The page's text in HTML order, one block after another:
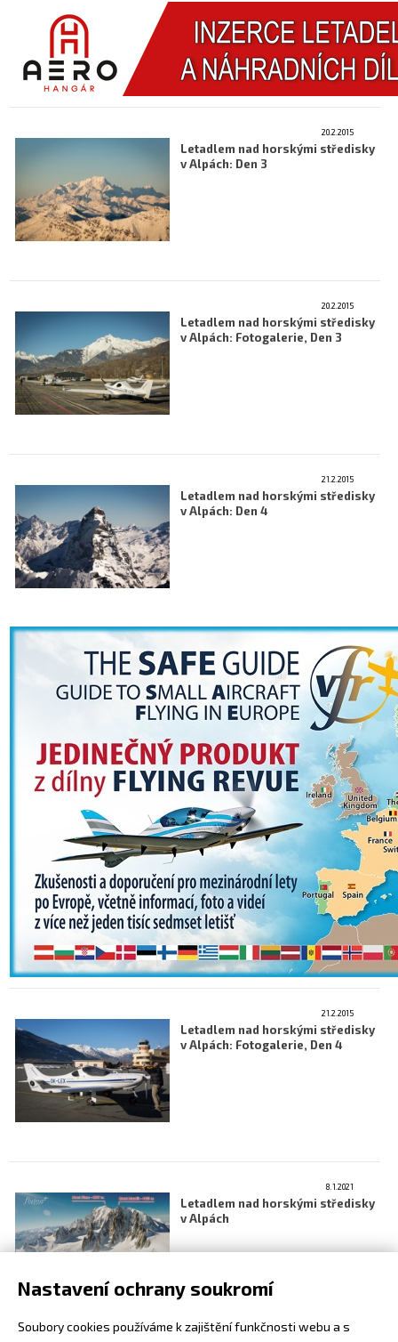
20.2.2015
Letadlem nad horskými středisky
v Alpách: Den 3
20.2.2015
Letadlem nad horskými středisky
v Alpách: Fotogalerie, Den 3
21.2.2015
Letadlem nad horskými středisky
v Alpách: Den 4
21.2.2015
Letadlem nad horskými středisky
v Alpách: Fotogalerie, Den 4
8.1.2021
Letadlem nad horskými středisky
v Alpách
Nastavení ochrany soukromí
Soubory cookies používáme k zajištění funkčnosti webu a s